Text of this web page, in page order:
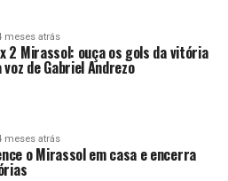
meses atrás
2 Mirassol: ouça os gols da vitória
de Gabriel Andrezo
meses atrás
o Mirassol em casa e encerra